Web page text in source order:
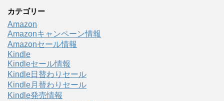
カテゴリー
Amazon
Amazonキャンペーン情報
Amazonセール情報
Kindle
Kindleセール情報
Kindle日替わりセール
Kindle月替わりセール
Kindle発売情報